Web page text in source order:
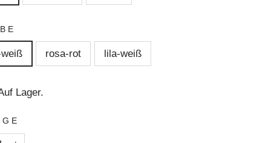
rosa-rot lila-weiß
Lager.